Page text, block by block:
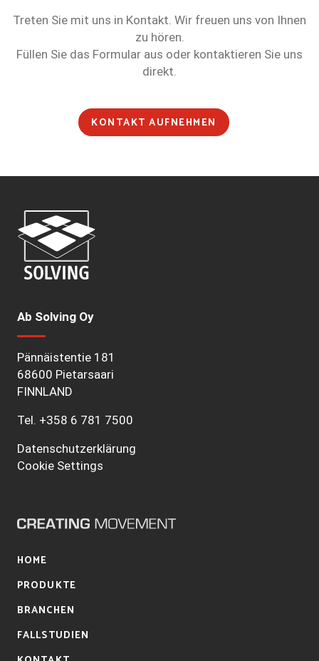
Treten Sie mit uns in Kontakt. Wir freuen uns von Ihnen
zu hören.
Füllen Sie das Formular aus oder kontaktieren Sie uns
direkt.
KONTAKT AUFNEHMEN
Ab Solving Oy
Pännäistentie 181
68600 Pietarsaari
FINNLAND
Tel. +358 6 781 7500
Datenschutzerklärung
Cookie Settings
HOME
PRODUKTE
BRANCHEN
FALLSTUDIEN